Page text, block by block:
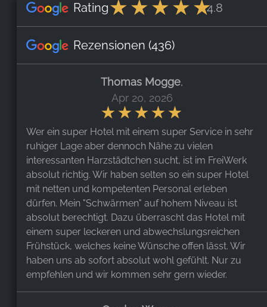
Rating 4.8
Rezensionen (436)
Thomas Mogge,
Apr 20, 2026
Wer ein super Hotel mit einem super Service in sehr
ruhiger Lage aber dennoch Nähe zu vielen
interessanten Harzstädtchen sucht, ist im FreiWerk
absolut richtig. Wir haben selten so ein super Hotel
mit netten und kompetenten Personal erleben
dürfen. Mein "Schwärmen" auf hohem Niveau ist
absolut berechtigt. Dazu überrascht das Hotel mit
einem super leckeren und abwechslungsreichen
Frühstück, welches keine Wünsche offen lässt. Wir
haben uns ab sofort absolut wohl gefühlt. Nur zu
empfehlen und wir kommen sehr gern wieder.